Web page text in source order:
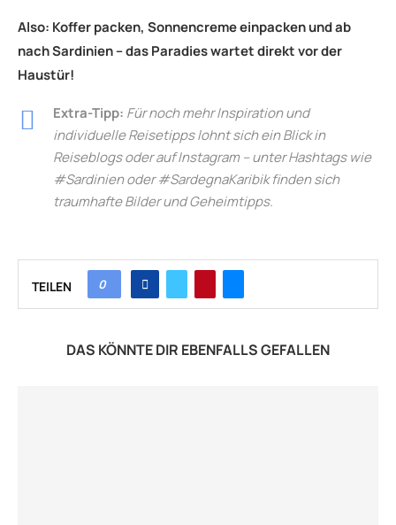
Also: Koffer packen, Sonnencreme einpacken und ab
nach Sardinien – das Paradies wartet direkt vor der
Haustür!
Extra-Tipp: Für noch mehr Inspiration und
individuelle Reisetipps lohnt sich ein Blick in
Reiseblogs oder auf Instagram – unter Hashtags wie
#Sardinien oder #SardegnaKaribik finden sich
traumhafte Bilder und Geheimtipps.
TEILEN 0
DAS KÖNNTE DIR EBENFALLS GEFALLEN